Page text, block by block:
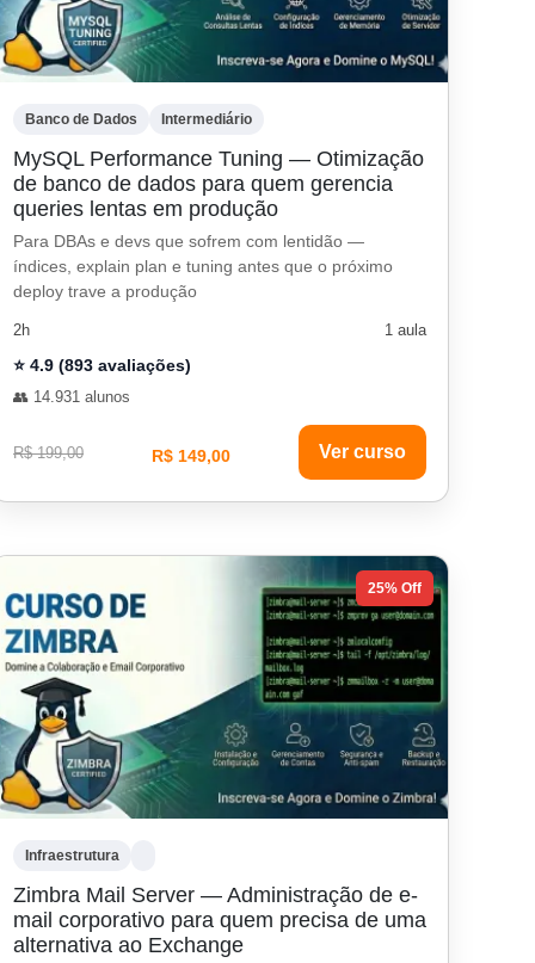
Banco de Dados Intermediário
MySQL Performance Tuning — Otimização
de banco de dados para quem gerencia
queries lentas em produção
Para DBAs e devs que sofrem com lentidão —
índices, explain plan e tuning antes que o próximo
deploy trave a produção
2h 1 aula
⭐ 4.9 (893 avaliações)
👥 14.931 alunos
R$ 199,00 R$ 149,00 Ver curso
25% Off
Infraestrutura
Zimbra Mail Server — Administração de e-
mail corporativo para quem precisa de uma
alternativa ao Exchange